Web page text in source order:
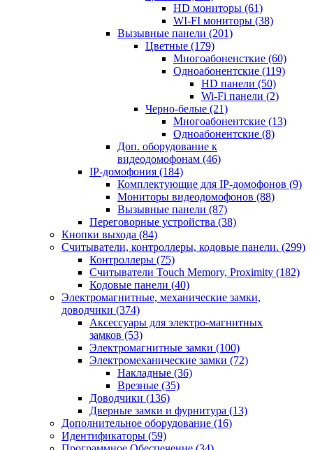
HD мониторы (61)
WI-FI мониторы (38)
Вызывные панели (201)
Цветные (179)
Многоабоненсткие (60)
Одноабонентские (119)
HD панели (50)
Wi-Fi панели (2)
Черно-белые (21)
Многоабонентские (13)
Одноабонентские (8)
Доп. оборудование к
видеодомофонам (46)
IP-домофония (184)
Комплектующие для IP-домофонов (9)
Мониторы видеодомофонов (88)
Вызывные панели (87)
Переговорные устройства (38)
Кнопки выхода (84)
Считыватели, контроллеры, кодовые панели. (299)
Контроллеры (75)
Считыватели Touch Memory, Proximity (182)
Кодовые панели (40)
Электромагнитные, механические замки,
доводчики (374)
Аксессуары для электро-магнитных
замков (53)
Электромагнитные замки (100)
Электромеханические замки (72)
Накладные (36)
Врезные (35)
Доводчики (136)
Дверные замки и фурнитура (13)
Дополнительное оборудование (16)
Идентификаторы (59)